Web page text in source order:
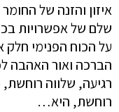
איזון והזנה של
שלם של אפשרויות
על הכוח הפנימי חלק
הברכה ואור האהבה
רגיעה, שלווה רוחשת,
רוחשת, היא…